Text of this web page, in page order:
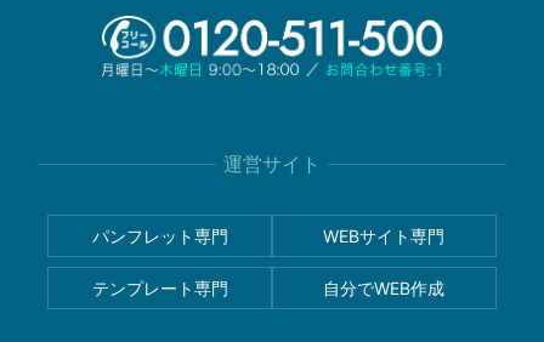
運営サイト
パンフレット専門 WEBサイト専門
テンプレート専門 自分でWEB作成